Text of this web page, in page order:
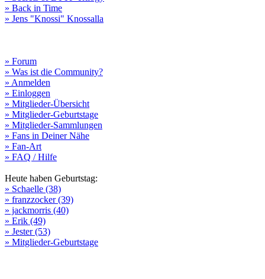
» Back in Time
» Jens "Knossi" Knossalla
» Forum
» Was ist die Community?
» Anmelden
» Einloggen
» Mitglieder-Übersicht
» Mitglieder-Geburtstage
» Mitglieder-Sammlungen
» Fans in Deiner Nähe
» Fan-Art
» FAQ / Hilfe
Heute haben Geburtstag:
» Schaelle (38)
» franzzocker (39)
» jackmorris (40)
» Erik (49)
» Jester (53)
» Mitglieder-Geburtstage